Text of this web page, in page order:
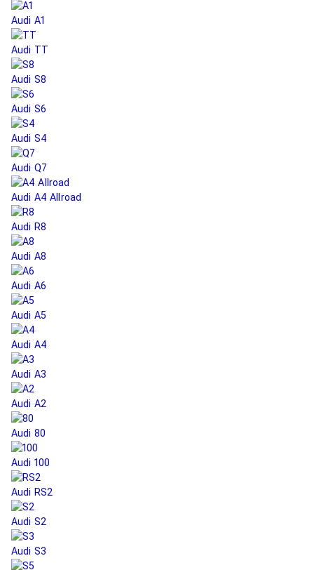
Audi A1
Audi TT
Audi S8
Audi S6
Audi S4
Audi Q7
Audi A4 Allroad
Audi R8
Audi A8
Audi A6
Audi A5
Audi A4
Audi A3
Audi A2
Audi 80
Audi 100
Audi RS2
Audi S2
Audi S3